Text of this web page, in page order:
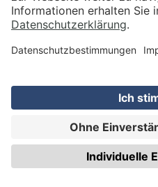
WIRmachenDRUCK GmbH
Illerstraße 15
71522 Backnang
Tel.: +49 (0) 711 995 982 - 20